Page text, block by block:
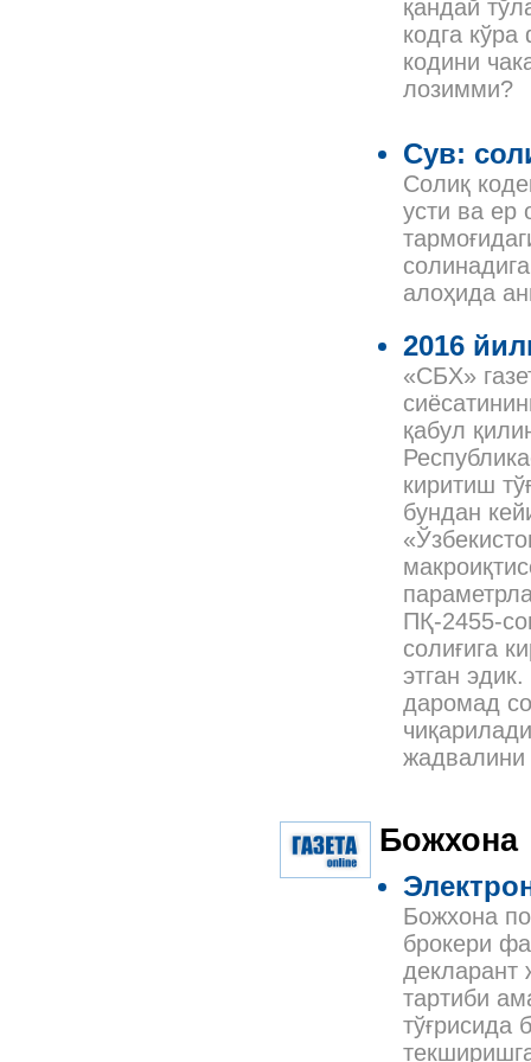
қандай
кодга
кодини
лозимми?
Сув:
Солиқ
усти ва ер
алоҳида
2016
«СБХ»
қабул
киритиш
бундан
ПҚ-2455-
солиғига
этган
даромад
жадвалини
Божхона
Божхона
брокери
декларант
тартиби
тўғрисида